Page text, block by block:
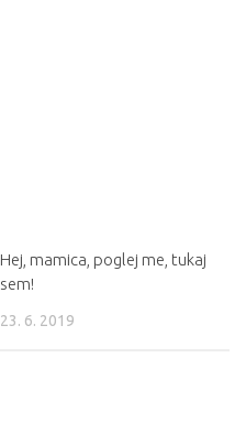
Hej, mamica, poglej me, tukaj
sem!
23. 6. 2019